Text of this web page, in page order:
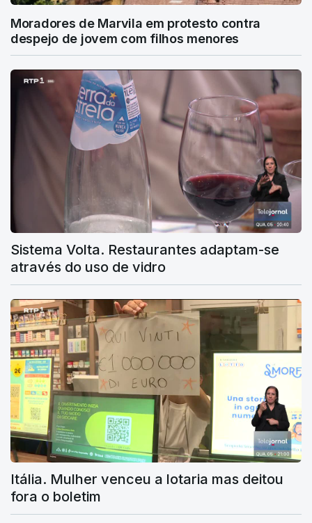
Moradores de Marvila em protesto contra
despejo de jovem com filhos menores
Sistema Volta. Restaurantes adaptam-se
através do uso de vidro
Itália. Mulher venceu a lotaria mas deitou
fora o boletim